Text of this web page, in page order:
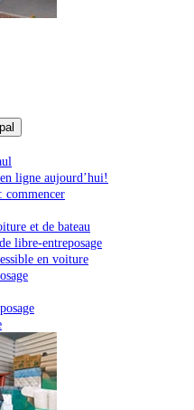
ligne aujourd’hui!
commencer
et de bateau
libre-entreposage
en voiture